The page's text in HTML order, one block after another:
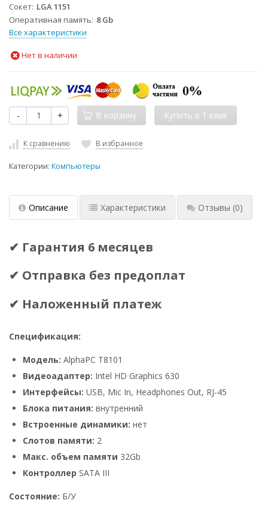
Сокет LGA 1151
Оперативная память 8 Gb
Все характеристики
Нет в наличии
- + В корзину
К сравнению В избранное
Категории: Компьютеры
Описание Характеристики Отзывы (0)
✔ Гарантия 6 месяцев
✔ Отправка без предоплат
✔ Наложенный платеж
Спецификация:
Модель: AlphaPC Т8101
Видеоадаптер: Intel HD Graphics 630
Интерфейсы: USB, Mic In, Headphones Out, RJ-45
Блока питания: внутренний
Встроенные динамики: нет
Слотов памяти: 2
Макс. объем памяти 32Gb
Контроллер SATA III
Состояние: Б/У